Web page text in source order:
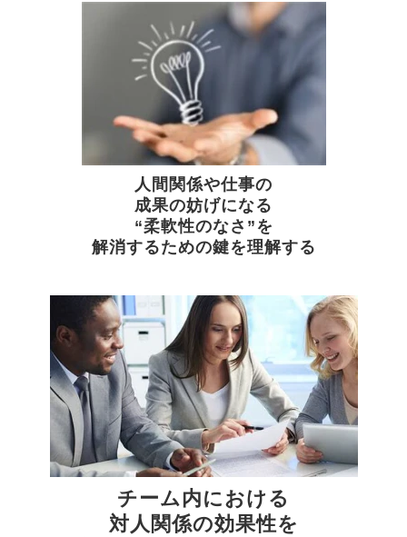
人間関係や仕事の
成果の妨げになる
“柔軟性のなさ”を
解消するための鍵を理解する
チーム内における
対人関係の効果性を